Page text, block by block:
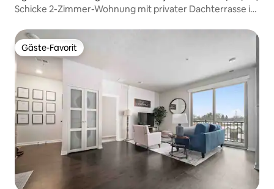
Schicke 2-Zimmer-Wohnung mit privater Dachterrasse in
Gäste-Favorit
Gäste-Favorit